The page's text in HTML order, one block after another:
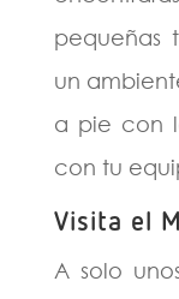
pequeñas
un
a pie con
con tu
Visita el
A solo